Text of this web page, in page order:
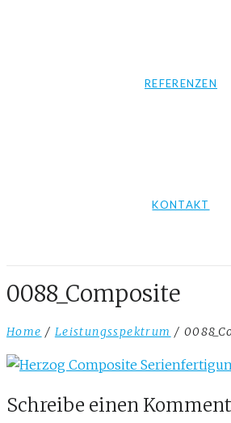
REFERENZEN
KONTAKT
0088_Composite
Home / Leistungsspektrum /
Schreibe einen